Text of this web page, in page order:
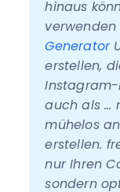
hinaus
verwenden
Generator
erstellen,
Instagram-
auch als …
mühelos
erstellen.
nur Ihren
sondern